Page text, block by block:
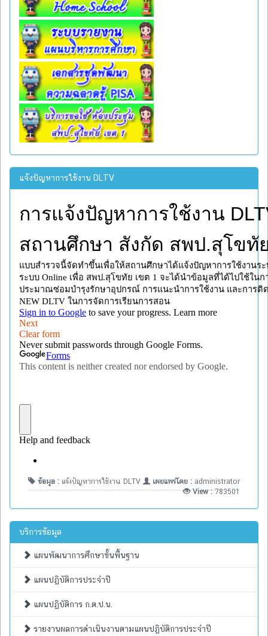
แจ้งปัญหาการใช้งาน DLTV
ข้อมูล : แจ้งปัญหาการใช้งาน DLTV เผยแพร่โดย : administrator
View :783501
บริการข้อมูล
แผนพัฒนาการศึกษาขั้นพื้นฐาน
แผนปฏิบัติการประจำปี
แผนปฏิบัติการ ก.ต.ป.น.
รายงานผลการดำเนินงานตามแผนปฏิบัติการประจำปี